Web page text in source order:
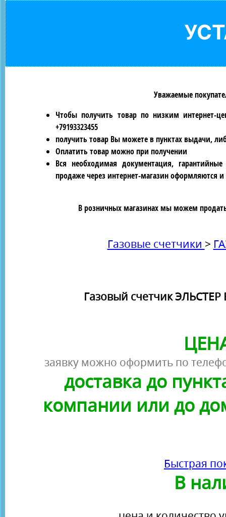
Уважаемые
Чтобы получить товар по низким интернет-
+79193323455
получить товар Вы можете в пунктах выдачи,
Оплатить товар можно при получении
Вся необходимая документация,
продаже через интернет-магазин оформляются
В розничных магазинах мы можем
Газовые счетчики >
Газовый счетчик
заявку можно оформить по
доставка до
компании или до
Быстрая
В